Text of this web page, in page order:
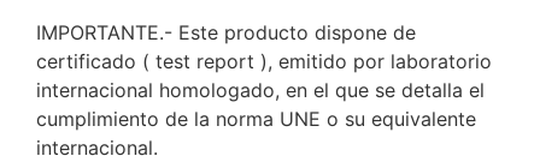
IMPORTANTE.- Este producto dispone de
certificado ( test report ), emitido por laboratorio
internacional homologado, en el que se detalla el
cumplimiento de la norma UNE o su equivalente
internacional.